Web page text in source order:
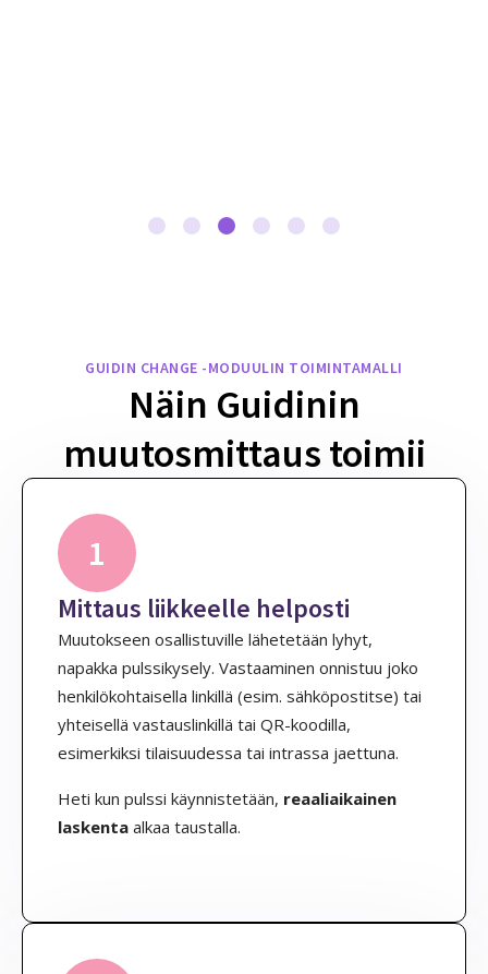
GUIDIN CHANGE -MODUULIN TOIMINTAMALLI
Näin Guidinin
muutosmittaus toimii
1
Mittaus liikkeelle helposti
Muutokseen osallistuville lähetetään lyhyt,
napakka pulssikysely. Vastaaminen onnistuu joko
henkilökohtaisella linkillä (esim. sähköpostitse) tai
yhteisellä vastauslinkillä tai QR-koodilla,
esimerkiksi tilaisuudessa tai intrassa jaettuna.
Heti kun pulssi käynnistetään, reaaliaikainen
laskenta alkaa taustalla.